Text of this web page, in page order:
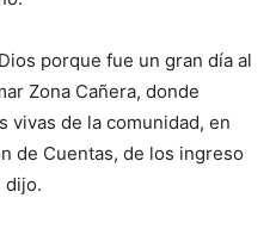
porque fue un gran día al
Zona Cañera, donde
vivas de la comunidad, en
de Cuentas, de los ingreso
dijo.